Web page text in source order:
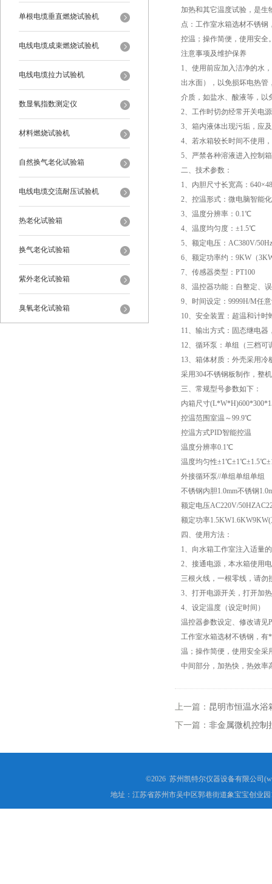
单根电缆垂直燃烧试验机
电线电缆成束燃烧试验机
电线电缆拉力试验机
数显氧指数测定仪
材料燃烧试验机
自然换气老化试验箱
电线电缆交流耐压试验机
热老化试验箱
换气老化试验箱
紫外老化试验箱
臭氧老化试验箱
加热和其它温度试验，是
点：工作室水箱选材不锈
控温；操作简便，使用安全
注意事项及维护保养
1、使用前应加入洁净的水
出水面），以免损坏电热管
介质，如盐水、酸液等，以
2、工作时切勿经常开关电
3、箱内液体出现污垢，应
4、若水箱较长时间不使用
5、严禁各种溶液进入控制
二、技术参数：
1、内胆尺寸长宽高：
2、控温形式：微电脑智能
3、温度分辨率：0.1℃
4、温度均匀度：±1.5℃
5、额定电压：AC380V/
6、额定功率约：9KW（
7、传感器类型：PT100
8、温控器功能：自整定、
9、时间设定：9999H/M任
10、安全装置：超温和计时
11、输出方式：固态继电器
12、循环泵：单组（三档可
13、箱体材质：外壳采用
采用304不锈钢板制作，整
三、常规型号参数如下：
内箱尺寸
控温范围室温～99.9℃
控温方式PID智能控温
温度分辨率0.1℃
温度均匀性
外接循环泵//单组单组单组
不锈钢内胆1.0mm不锈钢
额定电压AC220V/
额定功率
四、使用方法：
1、向水箱工作室注入适量
2、接通电源，本水箱使用
三根火线，一根零线，请勿
3、打开电源开关，打开加
4、设定温度（设定时间）
温控器参数设定、修改请见
工作室水箱选材不锈钢，有
温；操作简便，使用安全采
中间部分，加热快，热效率
上一篇： 昆明市恒温水浴
下一篇： 非金属微机控制
©2026 苏州凯特尔仪器设备有限公司
地址：江苏省苏州市吴中区郭巷街道象宝宝创业